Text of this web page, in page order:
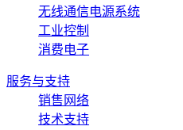
无线通信电源系统
工业控制
消费电子
服务与支持
销售网络
技术支持